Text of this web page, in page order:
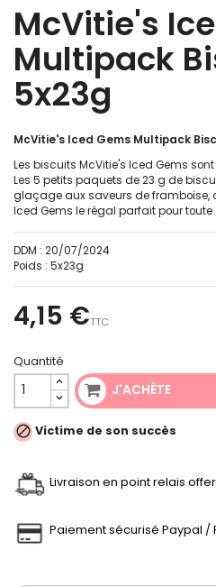
McVitie's
Multipack
5x23g
McVitie's Iced Gems Multipack
Les biscuits McVitie's Iced Gems
Les 5 petits paquets de 23 g de
glaçage aux saveurs de framboise,
Iced Gems le régal parfait pour
DDM : 20/07/2024
Poids : 5x23g
4,15 €TTC
Quantité
J'ACHÈTE
 Victime de son succès
Livraison en point relais
Paiement sécurisé Paypal /